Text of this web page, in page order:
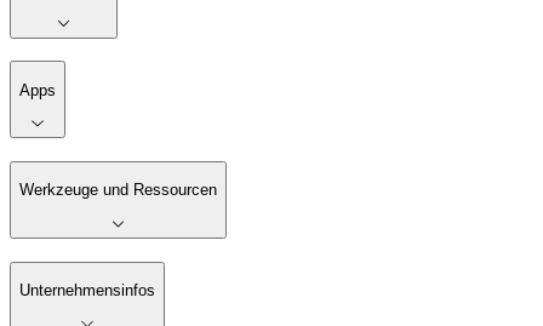
Apps
Werkzeuge und Ressourcen
Unternehmensinfos